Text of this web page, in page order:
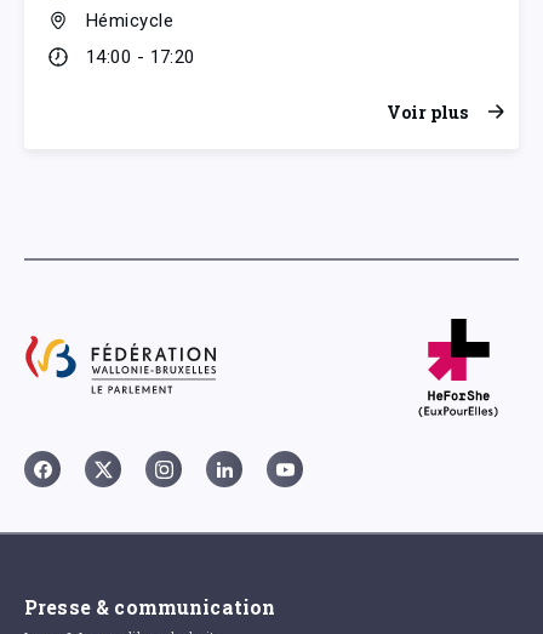
Hémicycle
14:00 - 17:20
Voir plus
Presse & communication